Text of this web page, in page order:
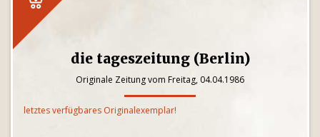
die tageszeitung (Berlin)
Originale Zeitung vom Freitag, 04.04.1986
letztes verfügbares Originalexemplar!